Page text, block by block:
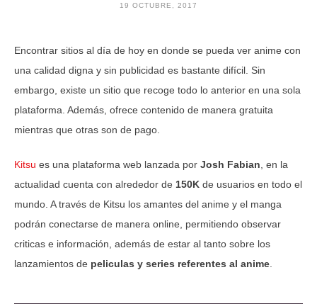
19 OCTUBRE, 2017
Encontrar sitios al día de hoy en donde se pueda ver anime con
una calidad digna y sin publicidad es bastante difícil. Sin
embargo, existe un sitio que recoge todo lo anterior en una sola
plataforma. Además, ofrece contenido de manera gratuita
mientras que otras son de pago.
Kitsu es una plataforma web lanzada por Josh Fabian , en la
actualidad cuenta con alrededor de 150K de usuarios en todo el
mundo. A través de Kitsu los amantes del anime y el manga
podrán conectarse de manera online, permitiendo observar
criticas e información, además de estar al tanto sobre los
lanzamientos de peliculas y series referentes al anime